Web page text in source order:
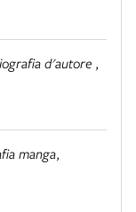
d'autore ,
manga,